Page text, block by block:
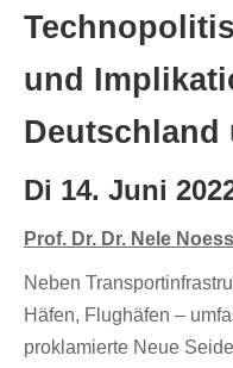
und
Deutschland
Di 14. Juni
Prof. Dr. Dr. Nele
Neben
Häfen, Flughäfen –
proklamierte Neue